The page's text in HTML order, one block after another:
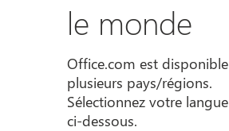
le monde
Office.com est
plusieurs pays/régions.
Sélectionnez votre
ci-dessous.